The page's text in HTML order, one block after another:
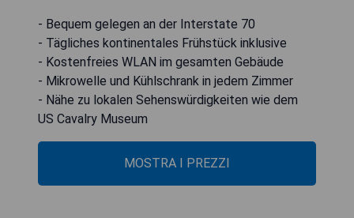
- Bequem gelegen an der Interstate 70
- Tägliches kontinentales Frühstück inklusive
- Kostenfreies WLAN im gesamten Gebäude
- Mikrowelle und Kühlschrank in jedem Zimmer
- Nähe zu lokalen Sehenswürdigkeiten wie dem
US Cavalry Museum
MOSTRA I PREZZI